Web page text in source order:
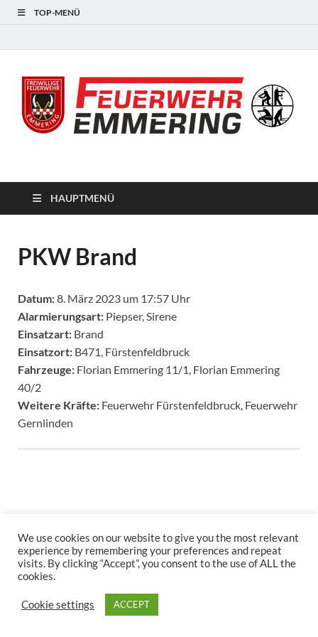
TOP-MENÜ
HAUPTMENÜ
PKW Brand
Datum:8. März 2023 um 17:57 Uhr
Alarmierungsart: Piepser, Sirene
Einsatzart: Brand
Einsatzort: B471, Fürstenfeldbruck
Fahrzeuge: Florian Emmering 11/1, Florian Emmering
40/2
Weitere Kräfte: Feuerwehr Fürstenfeldbruck, Feuerwehr
Gernlinden
Copyright © 2026.
Stolz präsentiert
We use cookies on our website to give you the most relevant
experience by remembering your preferences and repeat
visits. By clicking “Accept”, you consent to the use of ALL the
cookies.
Cookie settings ACCEPT